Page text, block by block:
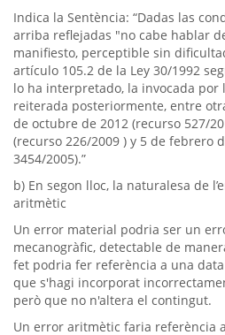
Indica la Sentència: “Dadas las
arriba reflejadas "no cabe hablar
manifiesto, perceptible sin
artículo 105.2 de la Ley 30/1992
lo ha interpretado, la invocada por
reiterada posteriormente, entre
de octubre de 2012 (recurso 527/
(recurso 226/2009 ) y 5 de febrero
3454/2005).”
b) En segon lloc, la naturalesa de
aritmètic
Un error material podria ser un
mecanogràfic, detectable de
fet podria fer referència a una
que s'hagi incorporat
però que no n'altera el contingut.
Un error aritmètic faria referència